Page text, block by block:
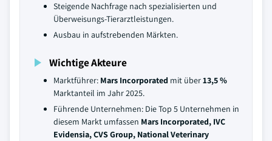
Steigende Nachfrage nach spezialisierten und
Überweisungs-Tierarztleistungen.
Ausbau in aufstrebenden Märkten.
Wichtige Akteure
Marktführer: Mars Incorporated mit über13,5 %
Marktanteil im Jahr 2025.
Führende Unternehmen: Die Top 5 Unternehmen in
diesem Markt umfassen Mars Incorporated, IVC
Evidensia, CVS Group, National Veterinary